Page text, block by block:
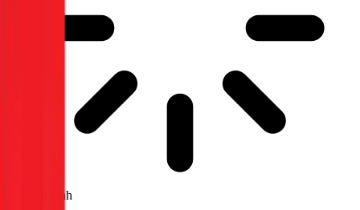
Điện lạnh